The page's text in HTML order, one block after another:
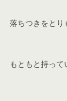
落ちつきをとり
もともと持っ